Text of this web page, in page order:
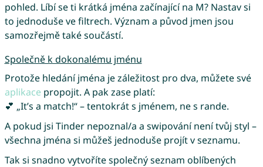
pohled. Líbí se ti krátká jména začínající na M? Nastav si
to jednoduše ve filtrech. Význam a původ jmen jsou
samozřejmě také součástí.
Společně k dokonalému jménu
Protože hledání jména je záležitost pro dva, můžete své
aplikace propojit. A pak zase platí:
💕 „It’s a match!“ – tentokrát s jménem, ne s rande.
A pokud jsi Tinder nepoznal/a a swipování není tvůj styl –
všechna jména si můžeš jednoduše projít v seznamu.
Tak si snadno vytvoříte společný seznam oblíbených